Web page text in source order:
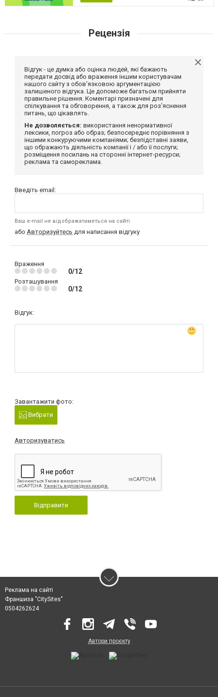
Рецензія
Відгук - це думка або оцінка людей, які бажають
передати досвід або враження іншим користувачам
нашого сайту з обов'язковою аргументацією
залишеного відгука. Це допоможе багатьом прийняти
правильне рішення. Коментарі призначені для
спілкування та обговорення, а також для роз'яснення
питань, що цікавлять.
Не дозволяється: використання ненормативної
лексики, погроз або образ; безпосереднє порівняння з
іншими конкуруючими компаніями; безпідставні заяви,
що ображають діяльність компанії і / або її послуги;
розміщення посилань на сторонні інтернет-ресурси;
реклама та самореклама.
Введіть email:
Ваш e-mail не відображатиметься на сайті
або Авторизуйтесь для написання відгуку
Враження
0/12
Розташування
0/12
Відгук:
Завантажити фото:
Вибрати
Авторизуватись
Відправити
Реклама на сайті
Франшиза "CitySites"
0504262624
Автори проєкту